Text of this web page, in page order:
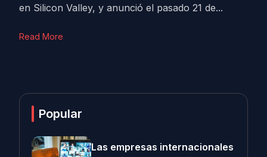
en Silicon Valley, y anunció el pasado 21 de...
Read More
Popular
Las empresas internacionales